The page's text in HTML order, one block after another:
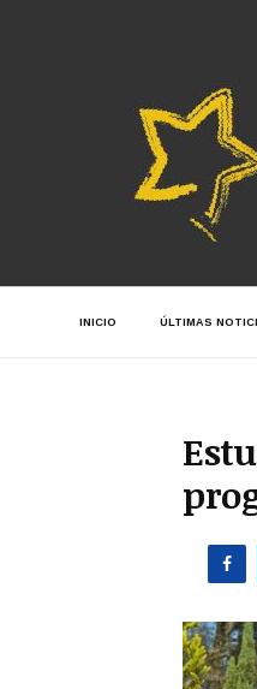
INICIO ÚLTIMAS